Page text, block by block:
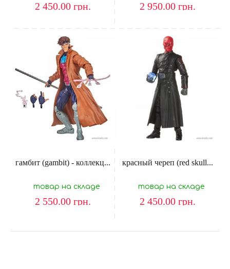
2 450.00 грн. 2 950.00 грн.
гамбит (gambit) - коллекц...
товар на складе
2 550.00 грн.
красный череп (red skull...
товар на складе
2 450.00 грн.